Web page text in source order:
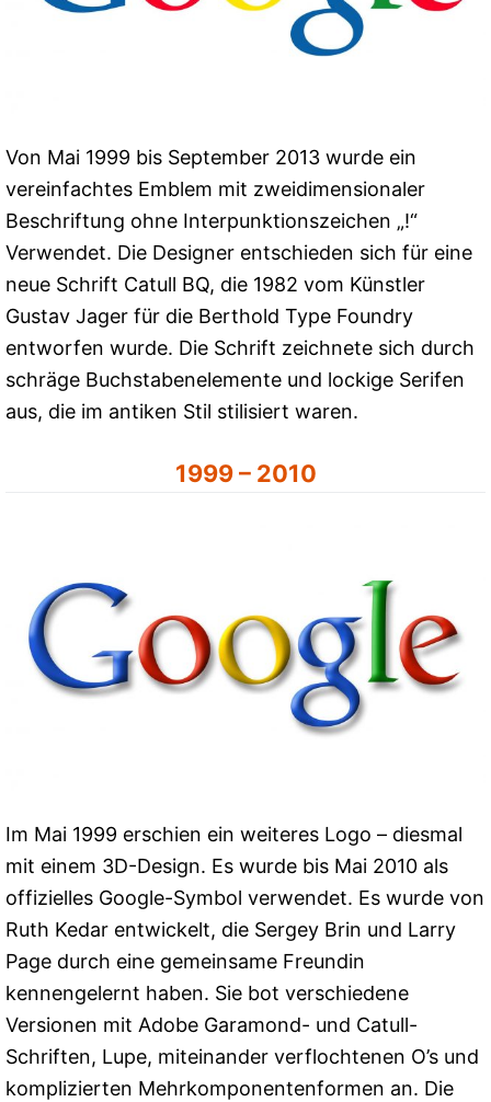
Von Mai 1999 bis September 2013 wurde ein
vereinfachtes Emblem mit zweidimensionaler
Beschriftung ohne Interpunktionszeichen „!“
Verwendet. Die Designer entschieden sich für eine
neue Schrift Catull BQ, die 1982 vom Künstler
Gustav Jager für die Berthold Type Foundry
entworfen wurde. Die Schrift zeichnete sich durch
schräge Buchstabenelemente und lockige Serifen
aus, die im antiken Stil stilisiert waren.
1999 – 2010
Im Mai 1999 erschien ein weiteres Logo – diesmal
mit einem 3D-Design. Es wurde bis Mai 2010 als
offizielles Google-Symbol verwendet. Es wurde von
Ruth Kedar entwickelt, die Sergey Brin und Larry
Page durch eine gemeinsame Freundin
kennengelernt haben. Sie bot verschiedene
Versionen mit Adobe Garamond- und Catull-
Schriften, Lupe, miteinander verflochtenen O’s und
komplizierten Mehrkomponentenformen an. Die